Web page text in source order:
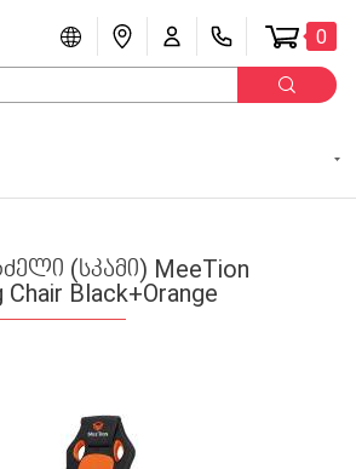
0
(სკამი) MeeTion
Chair Black+Orange